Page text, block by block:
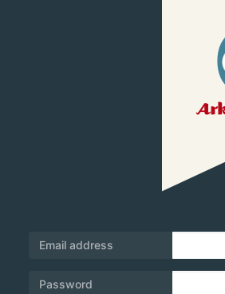
Email address
Password